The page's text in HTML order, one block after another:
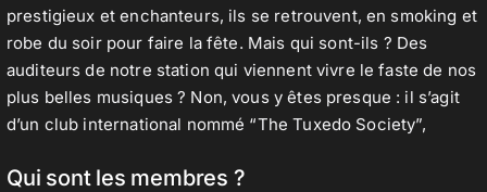
prestigieux et enchanteurs, ils se retrouvent, en smoking et
robe du soir pour faire la fête. Mais qui sont-ils ? Des
auditeurs de notre station qui viennent vivre le faste de nos
plus belles musiques ? Non, vous y êtes presque : il s’agit
d’un club international nommé “The Tuxedo Society”,
Qui sont les membres ?